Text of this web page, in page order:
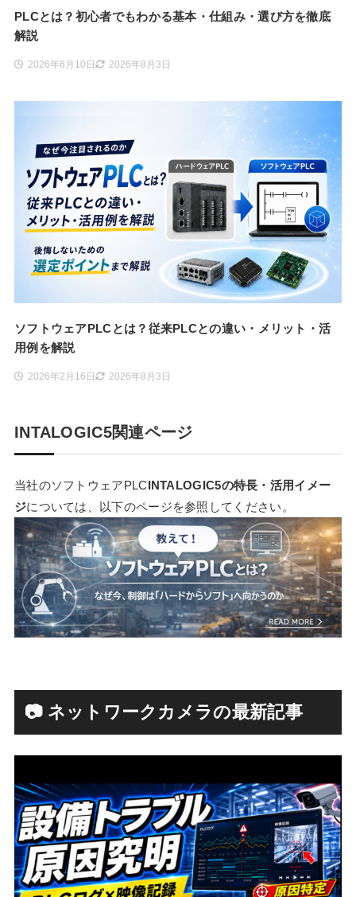
PLCとは？初心者でもわかる基本・仕組み・選び方を徹底
解説
2026年6月10日 2026年8月3日
ソフトウェアPLCとは？従来PLCとの違い・メリット・活
用例を解説
2026年2月16日 2026年8月3日
INTALOGIC5関連ページ
当社のソフトウェアPLCINTALOGIC5の特長・活用イメー
ジについては、以下のページを参照してください。
📷 ネットワークカメラの最新記事